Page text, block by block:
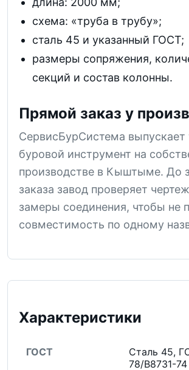
схема: «труба в трубу»;
сталь 45 и указанный ГОСТ;
размеры сопряжения,
секций и состав колонны.
Прямой заказ у
СервисБурСистема выпускает
буровой инструмент на
производстве в Кыштыме. До
заказа завод проверяет
замеры соединения, чтобы не
совместимость по одному
Характеристики
ГОСТ
Сталь 45,
78/В8731-74